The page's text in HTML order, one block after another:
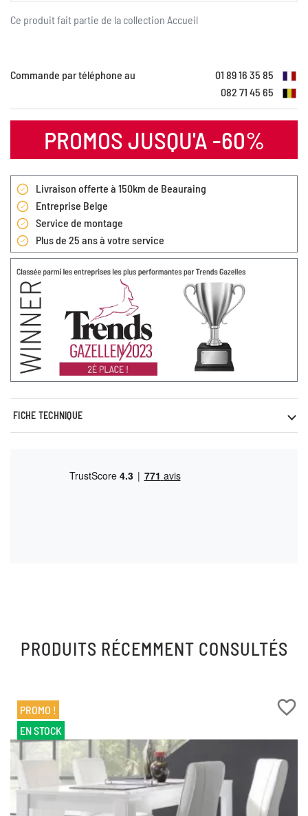
Ce produit fait partie de la collection Accueil
Commande par téléphone au
01 89 16 35 85
082 71 45 65
PROMOS JUSQU'A -60%
Livraison offerte à 150km de Beauraing
Entreprise Belge
Service de montage
Plus de 25 ans à votre service
FICHE TECHNIQUE
PRODUITS RÉCEMMENT CONSULTÉS
favorite_border
PROMO !
EN STOCK